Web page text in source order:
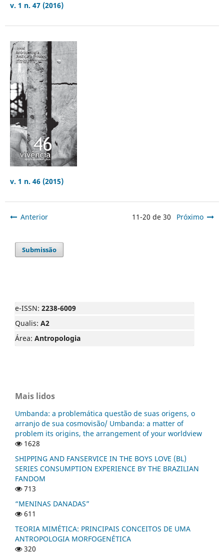
v. 1 n. 47 (2016)
v. 1 n. 46 (2015)
Anterior 11-20 de 30 Próximo
Submissão
e-ISSN: 2238-6009
Qualis: A2
Área: Antropologia
Mais lidos
Umbanda: a problemática questão de suas origens, o
arranjo de sua cosmovisão/ Umbanda: a matter of
problem its origins, the arrangement of your worldview
1628
SHIPPING AND FANSERVICE IN THE BOYS LOVE (BL)
SERIES CONSUMPTION EXPERIENCE BY THE BRAZILIAN
FANDOM
713
“MENINAS DANADAS”
611
TEORIA MIMÉTICA: PRINCIPAIS CONCEITOS DE UMA
ANTROPOLOGIA MORFOGENÉTICA
320